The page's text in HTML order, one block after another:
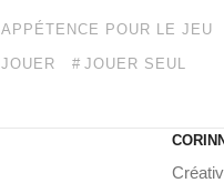
APPÉTENCE POUR LE JEU
JOUER JOUER SEUL